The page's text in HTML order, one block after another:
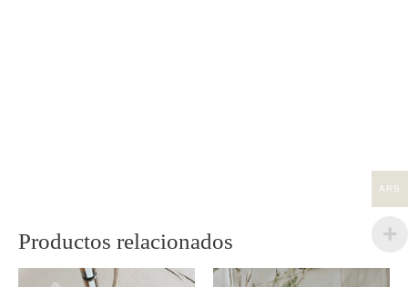
Productos relacionados
ARS